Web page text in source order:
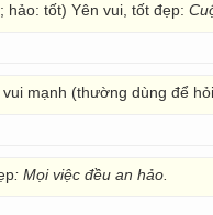
hảo: tốt) Yên vui, tốt đẹp:
mạnh (thường dùng để
: Mọi việc đều an hảo.